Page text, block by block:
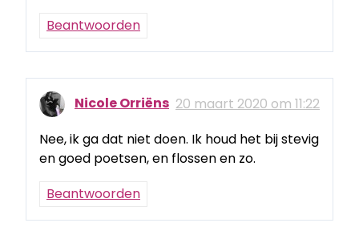
Beantwoorden
Nicole Orriëns 20 maart 2020 om 11:22
Nee, ik ga dat niet doen. Ik houd het bij stevig
en goed poetsen, en flossen en zo.
Beantwoorden